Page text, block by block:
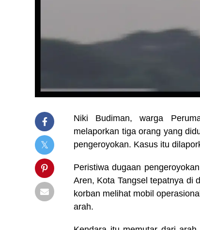
Niki Budiman, warga
melaporkan tiga orang yang
pengeroyokan. Kasus itu
Peristiwa dugaan
Aren, Kota Tangsel tepatnya di
korban melihat mobil
arah.